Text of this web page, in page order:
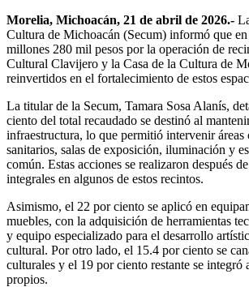
Morelia, Michoacán, 21 de abril de 2026.-
Cultura de Michoacán (Secum) informó que
millones 280 mil pesos por la operación de
Cultural Clavijero y la Casa de la Cultura de
reinvertidos en el fortalecimiento de estos
La titular de la Secum, Tamara Sosa Alanís,
ciento del total recaudado se destinó al
infraestructura, lo que permitió intervenir áreas
sanitarios, salas de exposición, iluminación y
común. Estas acciones se realizaron después
integrales en algunos de estos recintos.
Asimismo, el 22 por ciento se aplicó en
muebles, con la adquisición de herramientas
y equipo especializado para el desarrollo
cultural. Por otro lado, el 15.4 por ciento se
culturales y el 19 por ciento restante se integró
propios.